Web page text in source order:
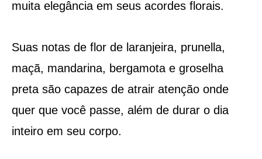
muita elegância em seus acordes florais.
Suas notas de flor de laranjeira, prunella,
maçã, mandarina, bergamota e groselha
preta são capazes de atrair atenção onde
quer que você passe, além de durar o dia
inteiro em seu corpo.